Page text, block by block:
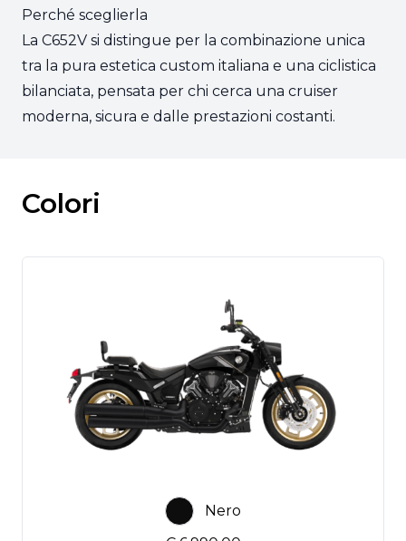
Perché sceglierla
La C652V si distingue per la combinazione unica
tra la pura estetica custom italiana e una ciclistica
bilanciata, pensata per chi cerca una cruiser
moderna, sicura e dalle prestazioni costanti.
Colori
Nero